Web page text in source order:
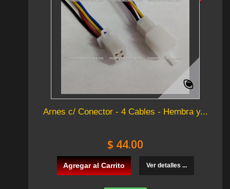
Arnes c/ Conector - 4 Cables - Hembra y...
$ 44.00
Agregar al Carrito Ver detalles ...